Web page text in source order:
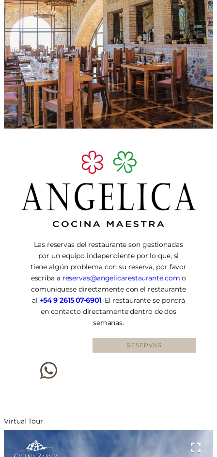
Las reservas del restaurante son gestionadas
por un equipo independiente por lo que, si
tiene algún problema con su reserva, por favor
escriba a reservas@angelicarestaurante.com o
comuníquese directamente con el restaurante
al +54 9 2615 07-6901. El restaurante se pondrá
en contacto directamente dentro de dos
semanas.
RESERVAR
Virtual Tour